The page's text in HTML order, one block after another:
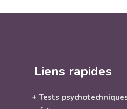
Liens rapides
+ Tests